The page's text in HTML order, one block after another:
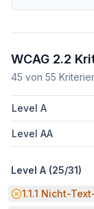
WCAG 2.2
45 von 55
Level A
Level AA
Level A (25/31)
Potenzielle
1.1.1 Nicht-